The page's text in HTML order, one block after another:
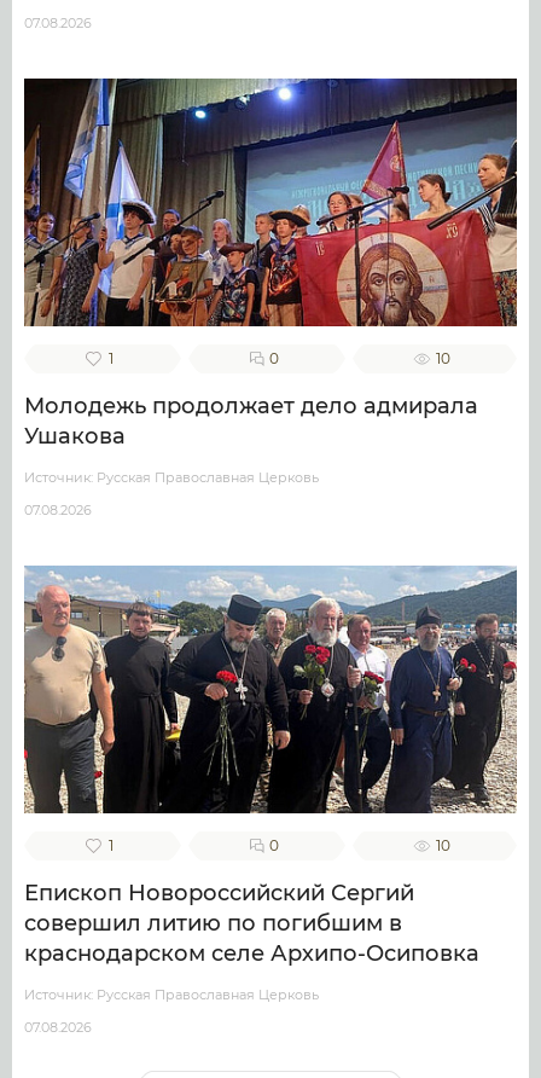
07.08.2026
1 0 10
Молодежь продолжает дело адмирала
Ушакова
Источник: Русская Православная Церковь
07.08.2026
1 0 10
Епископ Новороссийский Сергий
совершил литию по погибшим в
краснодарском селе Архипо-Осиповка
Источник: Русская Православная Церковь
07.08.2026